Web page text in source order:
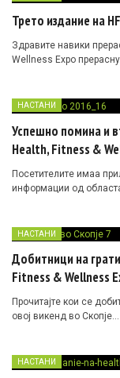
Трето издание на
Здравите навики
Wellness Expo
НАСТАНИ
Успешно помина и
Health, Fitness &
Посетителите имаа
информации од
НАСТАНИ
Добитници на
Fitness & Wellness
Прочитајте кои се
овој викенд во Скопје…
НАСТАНИ